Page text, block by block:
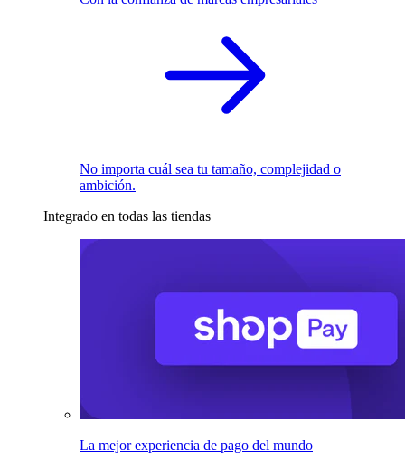
No importa cuál sea tu tamaño, complejidad o
ambición.
Integrado en todas las tiendas
La mejor experiencia de pago del mundo